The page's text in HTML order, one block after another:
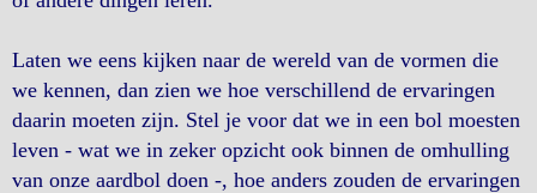
Laten we eens kijken naar de wereld van de vormen die
we kennen, dan zien we hoe verschillend de ervaringen
daarin moeten zijn. Stel je voor dat we in een bol moesten
leven - wat we in zeker opzicht ook binnen de omhulling
van onze aardbol doen -, hoe anders zouden de ervaringen